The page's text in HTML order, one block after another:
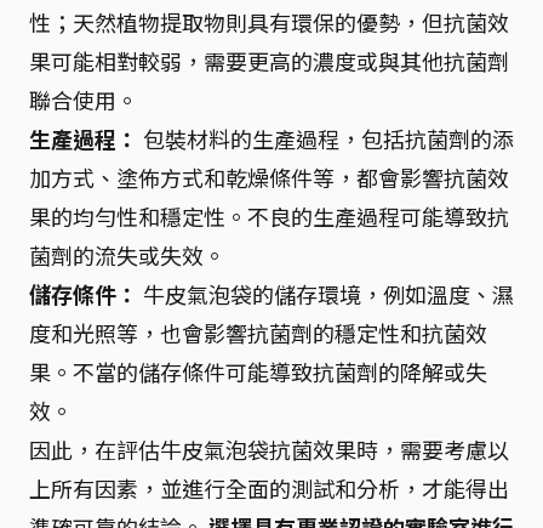
性；天然植物提取物則具有環保的優勢，但抗菌效
果可能相對較弱，需要更高的濃度或與其他抗菌劑
聯合使用。
生產過程： 包裝材料的生產過程，包括抗菌劑的添
加方式、塗佈方式和乾燥條件等，都會影響抗菌效
果的均勻性和穩定性。不良的生產過程可能導致抗
菌劑的流失或失效。
儲存條件： 牛皮氣泡袋的儲存環境，例如溫度、濕
度和光照等，也會影響抗菌劑的穩定性和抗菌效
果。不當的儲存條件可能導致抗菌劑的降解或失
效。
因此，在評估牛皮氣泡袋抗菌效果時，需要考慮以
上所有因素，並進行全面的測試和分析，才能得出